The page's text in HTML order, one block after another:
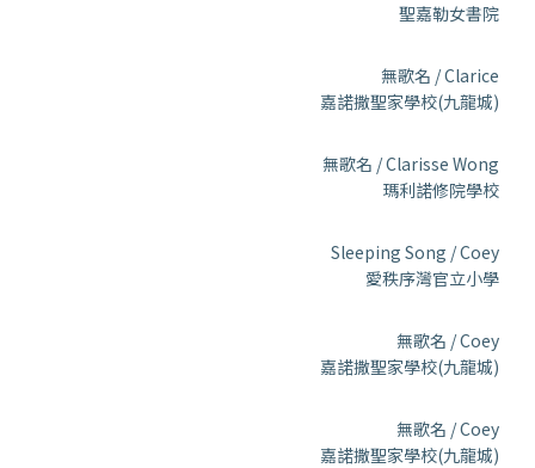
聖嘉勒女書院
無歌名 / Clarice
嘉諾撒聖家學校(九龍城)
無歌名 / Clarisse Wong
瑪利諾修院學校
Sleeping Song / Coey
愛秩序灣官立小學
無歌名 / Coey
嘉諾撒聖家學校(九龍城)
無歌名 / Coey
嘉諾撒聖家學校(九龍城)